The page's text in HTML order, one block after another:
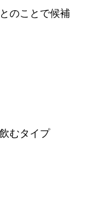
のことで候補
むタイプ